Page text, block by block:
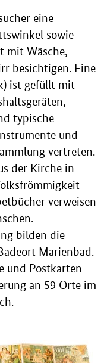
eine
sowie
mit Wäsche,
besichtigen. Eine
ist gefüllt mit
typische
und
vertreten.
der Kirche in
verweisen
bilden die
Marienbad.
und Postkarten
an 59 Orte im